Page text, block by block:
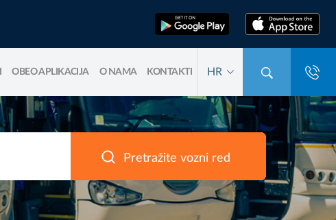
OBEO APLIKACIJA O NAMA KONTAKTI HR
Pretražite vozni red